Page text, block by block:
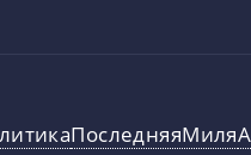
ПоследняяМиля